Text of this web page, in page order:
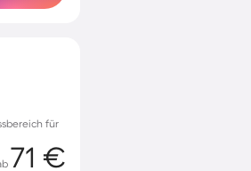
für
71 €